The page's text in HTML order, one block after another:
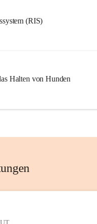
(RIS)
Halten von Hunden